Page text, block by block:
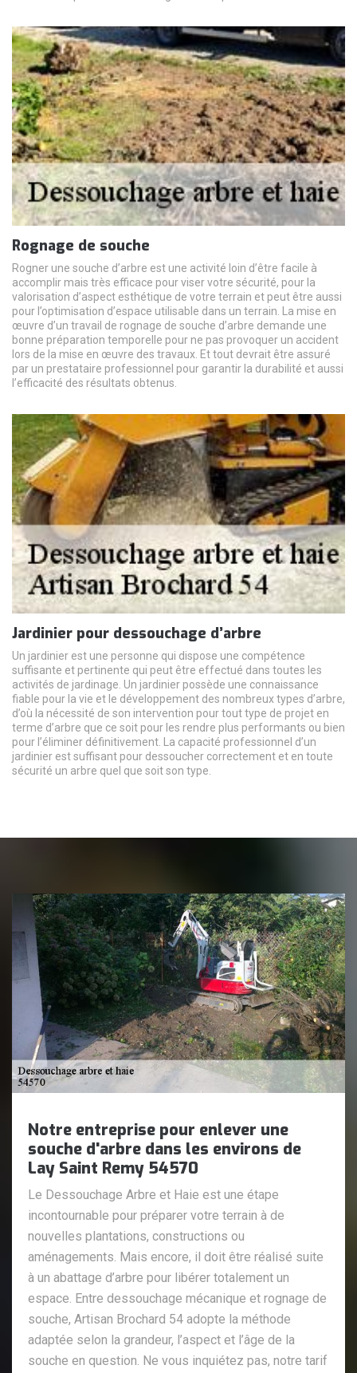
Rognage de souche
Rogner une souche d’arbre est une activité loin d’être facile à
accomplir mais très efficace pour viser votre sécurité, pour la
valorisation d’aspect esthétique de votre terrain et peut être aussi
pour l’optimisation d’espace utilisable dans un terrain. La mise en
œuvre d’un travail de rognage de souche d’arbre demande une
bonne préparation temporelle pour ne pas provoquer un accident
lors de la mise en œuvre des travaux. Et tout devrait être assuré
par un prestataire professionnel pour garantir la durabilité et aussi
l’efficacité des résultats obtenus.
Jardinier pour dessouchage d’arbre
Un jardinier est une personne qui dispose une compétence
suffisante et pertinente qui peut être effectué dans toutes les
activités de jardinage. Un jardinier possède une connaissance
fiable pour la vie et le développement des nombreux types d’arbre,
d’où la nécessité de son intervention pour tout type de projet en
terme d’arbre que ce soit pour les rendre plus performants ou bien
pour l’éliminer définitivement. La capacité professionnel d’un
jardinier est suffisant pour dessoucher correctement et en toute
sécurité un arbre quel que soit son type.
Notre entreprise pour enlever une
souche d'arbre dans les environs de
Lay Saint Remy 54570
Le Dessouchage Arbre et Haie est une étape
incontournable pour préparer votre terrain à de
nouvelles plantations, constructions ou
aménagements. Mais encore, il doit être réalisé suite
à un abattage d’arbre pour libérer totalement un
espace. Entre dessouchage mécanique et rognage de
souche, Artisan Brochard 54 adopte la méthode
adaptée selon la grandeur, l’aspect et l’âge de la
souche en question. Ne vous inquiétez pas, notre tarif